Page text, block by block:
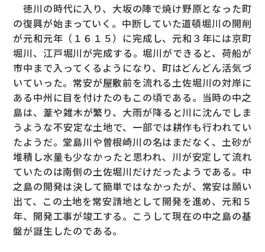
徳川の時代に入り、大坂の陣で焼け野原となった町
の復興が始まっていく。中断していた道頓堀川の開削
が元和元年（１６１５）に完成し、元和３年には京町
堀川、江戸堀川が完成する。堀川ができると、荷船が
市中まで入ってくるようになり、町はどんどん活気づ
いていった。常安が屋敷前を流れる土佐堀川の対岸に
ある中州に目を付けたのもこの頃である。当時の中之
島は、葦や雑木が繁り、大雨が降ると川に沈んでしま
うような不安定な土地で、一部では耕作も行われてい
たようだ。堂島川や曽根崎川の名はまだなく、土砂が
堆積し水量も少なかったと思われ、川が安定して流れ
ていたのは南側の土佐堀川だけだったようである。中
之島の開発は決して簡単ではなかったが、常安は願い
出て、この土地を常安請地として開発を進め、元和５
年、開発工事が竣工する。こうして現在の中之島の基
盤が誕生したのである。